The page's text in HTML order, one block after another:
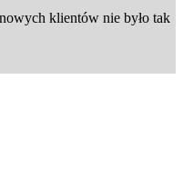
klientów nie było tak